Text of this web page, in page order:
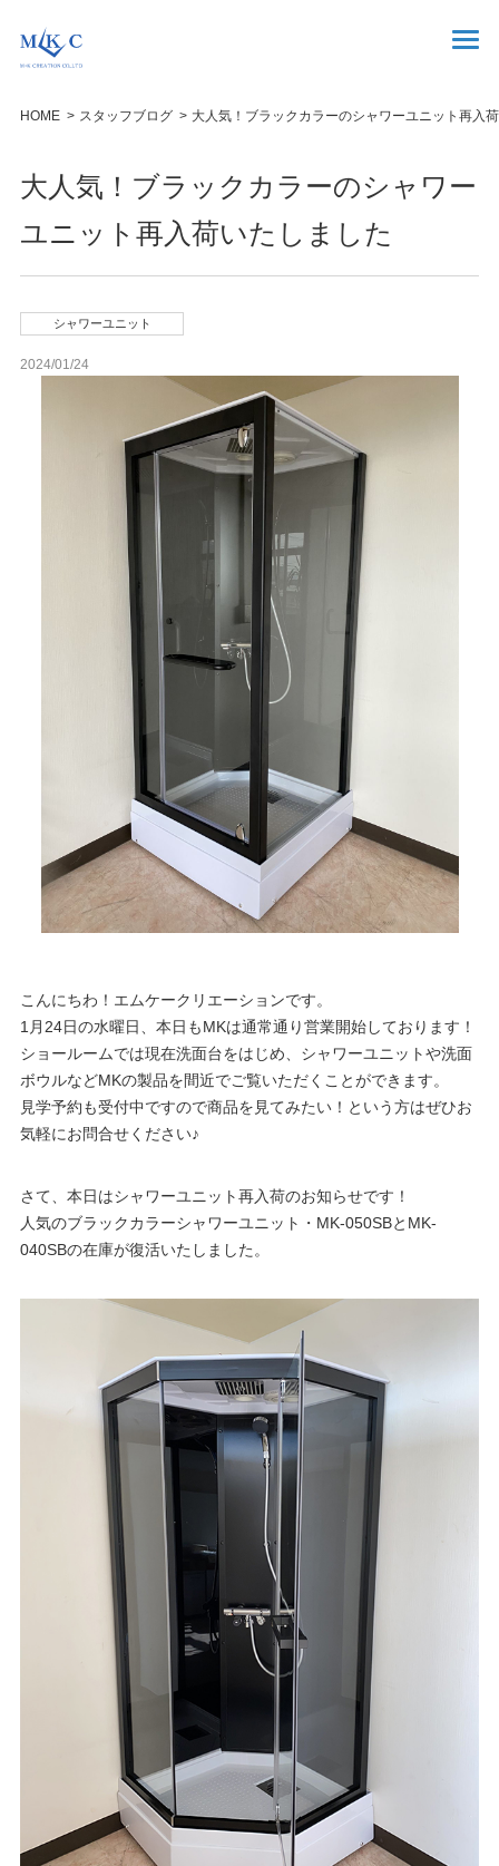
HOME スタッフブログ 大人気！ブラックカラーのシャワーユニット再入
大人気！ブラックカラーのシャワー
ユニット再入荷いたしました
シャワーユニット
2024/01/24
こんにちわ！エムケークリエーションです。
1月24日の水曜日、本日もMKは通常通り営業開始しております！
ショールームでは現在洗面台をはじめ、シャワーユニットや洗面
ボウルなどMKの製品を間近でご覧いただくことができます。
見学予約も受付中ですので商品を見てみたい！という方はぜひお
気軽にお問合せください♪
さて、本日はシャワーユニット再入荷のお知らせです！
人気のブラックカラーシャワーユニット・MK-050SBとMK-
040SBの在庫が復活いたしました。